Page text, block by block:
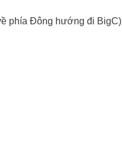
phía Đông hướng đi BigC)